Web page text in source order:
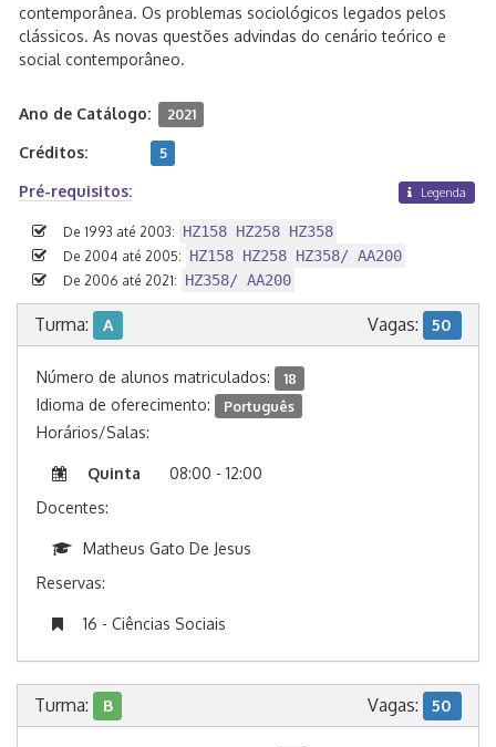
contemporânea. Os problemas sociológicos legados pelos
clássicos. As novas questões advindas do cenário teórico e
social contemporâneo.
Ano de Catálogo: 2021
Créditos: 5
Pré-requisitos: Legenda
De 1993 até 2003: HZ158 HZ258 HZ358
De 2004 até 2005: HZ158 HZ258 HZ358/ AA200
De 2006 até 2021: HZ358/ AA200
Turma: A Vagas: 50
Número de alunos matriculados: 18
Idioma de oferecimento: Português
Horários/Salas:
Quinta
08:00 - 12:00
Docentes:
Matheus Gato De Jesus
Reservas:
16 - Ciências Sociais
Turma: B Vagas: 50